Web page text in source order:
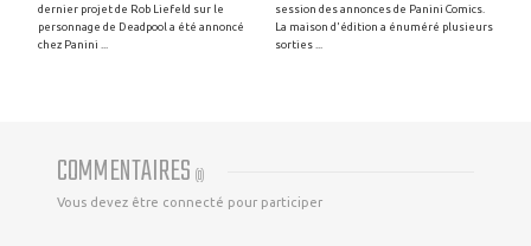
dernier projet de Rob Liefeld sur le
personnage de Deadpool a été annoncé
chez Panini ...
session des annonces de Panini Comics.
La maison d'édition a énuméré plusieurs
sorties ...
COMMENTAIRES (0)
Vous devez être connecté pour participer